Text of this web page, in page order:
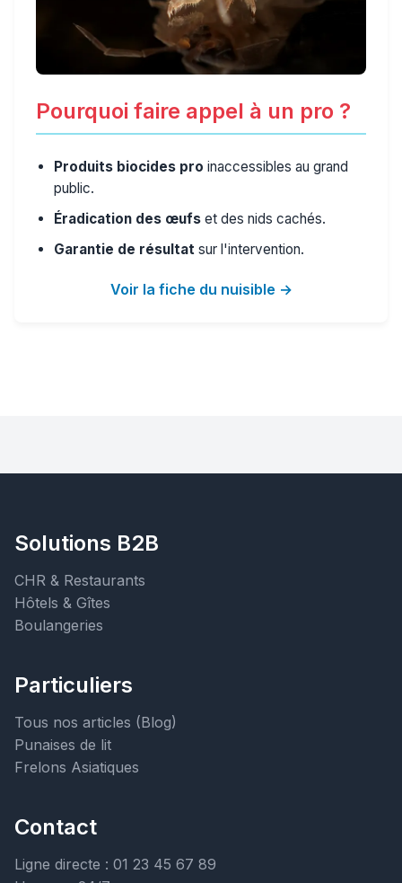
Pourquoi faire appel à un pro ?
Produits biocides pro inaccessibles au grand
public.
Éradication des œufs et des nids cachés.
Garantie de résultat sur l'intervention.
Voir la fiche du nuisible →
Solutions B2B
CHR & Restaurants
Hôtels & Gîtes
Boulangeries
Particuliers
Tous nos articles (Blog)
Punaises de lit
Frelons Asiatiques
Contact
Ligne directe : 01 23 45 67 89